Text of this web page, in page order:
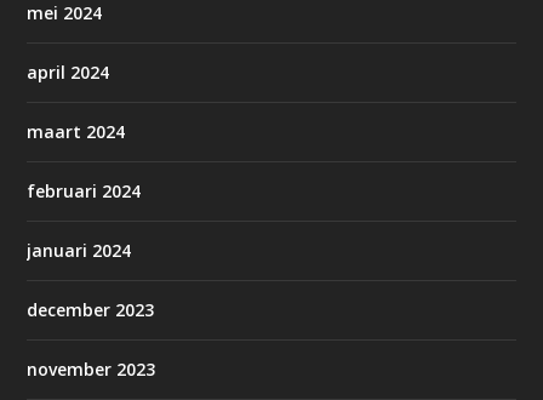
mei 2024
april 2024
maart 2024
februari 2024
januari 2024
december 2023
november 2023